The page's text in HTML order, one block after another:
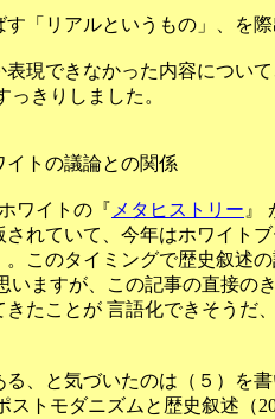
「リアルというもの」、を
現できなかった内容につい
きりしました。
トの議論との関係
ワイトの『 メタヒストリー 』
されていて、今年はホワイト
このタイミングで歴史叙述
いますが、この記事の直接の
たことが 言語化できそうだ
、と気づいたのは（５）を
ストモダニズムと歴史叙述（